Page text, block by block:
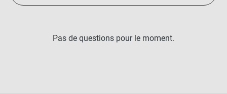
Pas de questions pour le moment.